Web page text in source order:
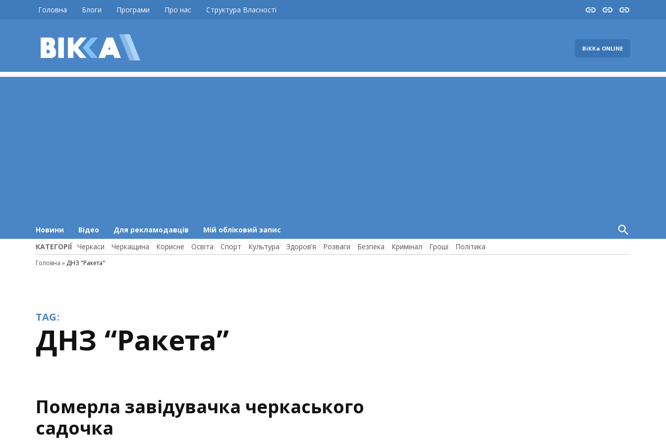
Головна Блоги Програми Про нас Структура Власності InstaYouTube
FB
ВіККа ONLINE
Новини Відео Для рекламодавців Мій обліковий запис
Open
Search
КАТЕГОРІЇ Черкаси Черкащина Корисне Освіта Спорт Культура Здоров’я Розваги Безпека Кримінал Гроші Політика
Головна » ДНЗ "Ракета"
TAG:
ДНЗ “Ракета”
Померла завідувачка черкаського
садочка